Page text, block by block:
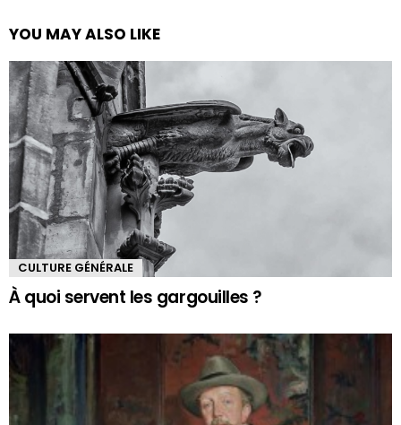
YOU MAY ALSO LIKE
CULTURE GÉNÉRALE
À quoi servent les gargouilles ?